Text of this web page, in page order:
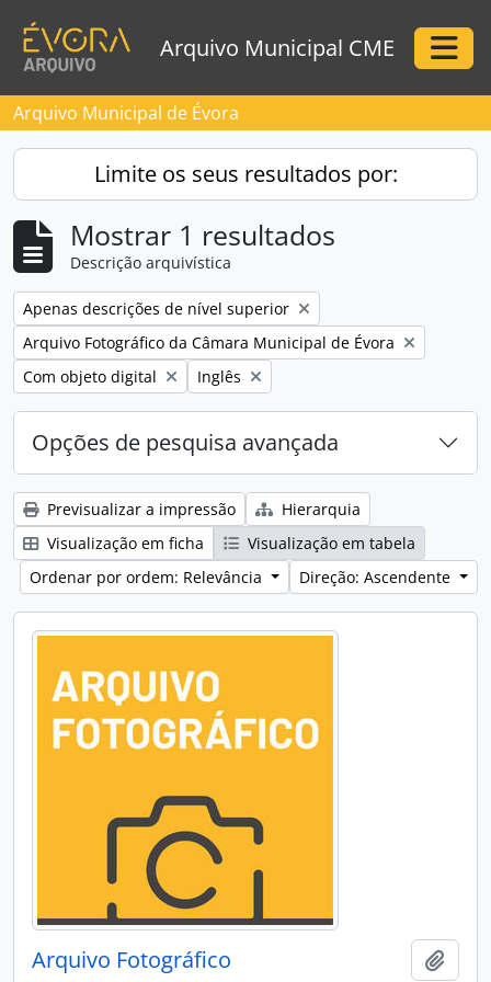
Arquivo Municipal CME
Arquivo Municipal de Évora
Limite os seus resultados por:
Mostrar 1 resultados
Descrição arquivística
Remove filter:
Apenas descrições de nível superior
Remove filter:
Arquivo Fotográfico da Câmara Municipal de Évora
Remove filter:
Com objeto digital Remove filter:
Inglês
Opções de pesquisa avançada
Previsualizar a impressão
Hierarquia
Visualização em ficha
Visualização em tabela
Ordenar por ordem: Relevância
Direção: Ascendente
Arquivo Fotográfico